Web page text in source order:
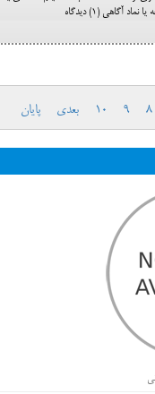
8
9
10 بعدی پایان